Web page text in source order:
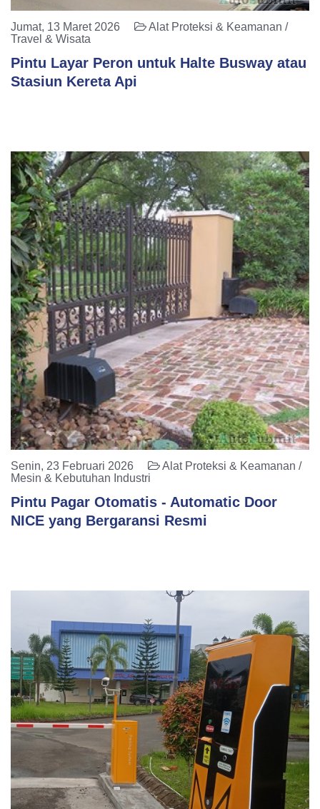
Jumat, 13 Maret 2026
Alat Proteksi & Keamanan /
Travel & Wisata
Pintu Layar Peron untuk Halte Busway atau
Stasiun Kereta Api
Senin, 23 Februari 2026
Alat Proteksi & Keamanan /
Mesin & Kebutuhan Industri
Pintu Pagar Otomatis - Automatic Door
NICE yang Bergaransi Resmi